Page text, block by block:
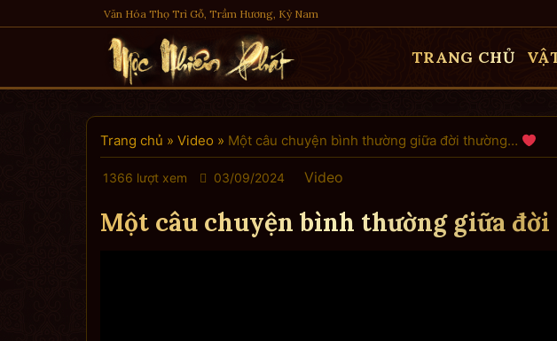
to
Văn Hóa Thọ Trì Gỗ, Trầm Hương, Kỳ Nam
TRANG CHỦ
Trang chủ » Video » Một câu chuyện bình thường giữa đời thường…
1366 lượt xem 03/09/2024 Video
Một câu chuyện bình thường giữa